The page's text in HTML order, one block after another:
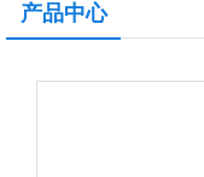
产品中心